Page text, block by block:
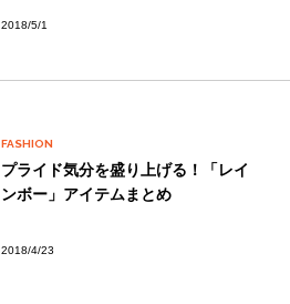
2018/5/1
FASHION
プライド気分を盛り上げる！「レイ
ンボー」アイテムまとめ
2018/4/23